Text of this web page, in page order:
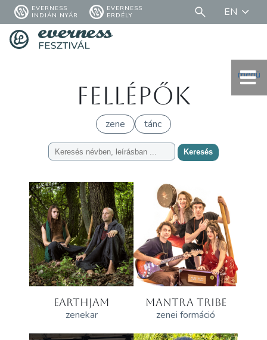
EVERNESS
INDIÁN NYÁR
EVERNESS
ERDÉLY
EN
menü
Fellépők
zene tánc
Keresés
EARTHJAM
zenekar
MANTRA TRIBE
zenei formáció